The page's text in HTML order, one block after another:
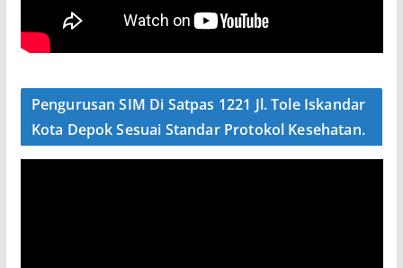
Pengurusan SIM Di Satpas 1221 Jl. Tole Iskandar
Kota Depok Sesuai Standar Protokol Kesehatan.